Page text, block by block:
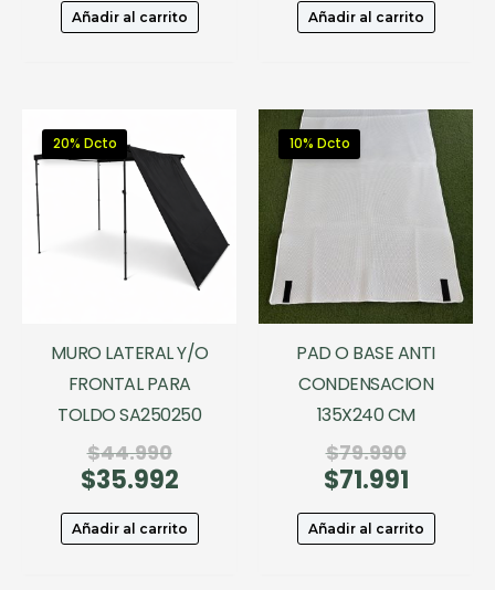
era:
$199.990.
actual
es:
Añadir al carrito
era:
actual
es:
Añadir al carrito
20% Dcto
MURO LATERAL Y/O
FRONTAL PARA
TOLDO SA250250
$44.990El
precio
era:
$44.990.
$35.992El
actual
es:
Añadir al carrito
10% Dcto
PAD O BASE ANTI
CONDENSACION
135X240 CM
$79.990El
precio
era:
$79.990.
$71.991El
actual
es:
Añadir al carrito